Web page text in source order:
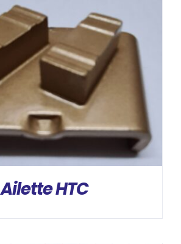
DÉTAILS
Ailette HTC